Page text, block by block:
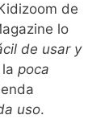
de
lo
de usar y
poca
uso.